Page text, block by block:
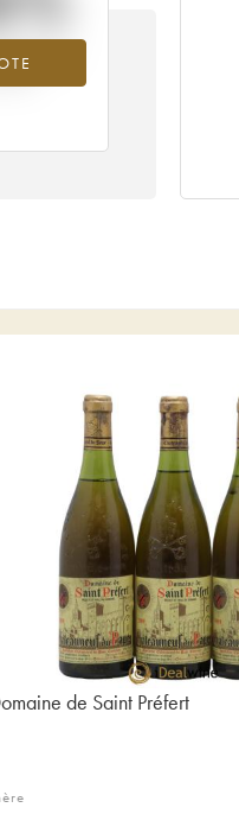
2019
de Saint Préfert